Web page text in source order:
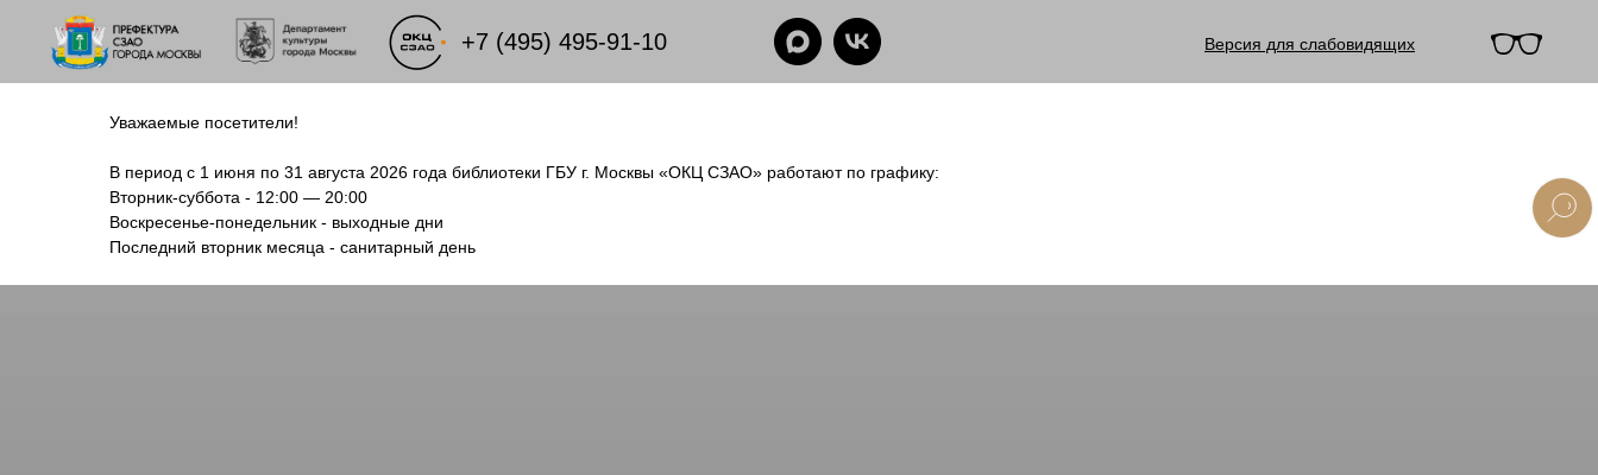
Версия для слабовидящих
+7 (495) 495-91-10
Уважаемые посетители!
В период с 1 июня по 31 августа 2026 года библиотеки ГБУ г. Москвы «ОКЦ СЗАО» работают по графику:
Вторник-суббота - 12:00 — 20:00
Воскресенье-понедельник - выходные дни
Последний вторник месяца - санитарный день